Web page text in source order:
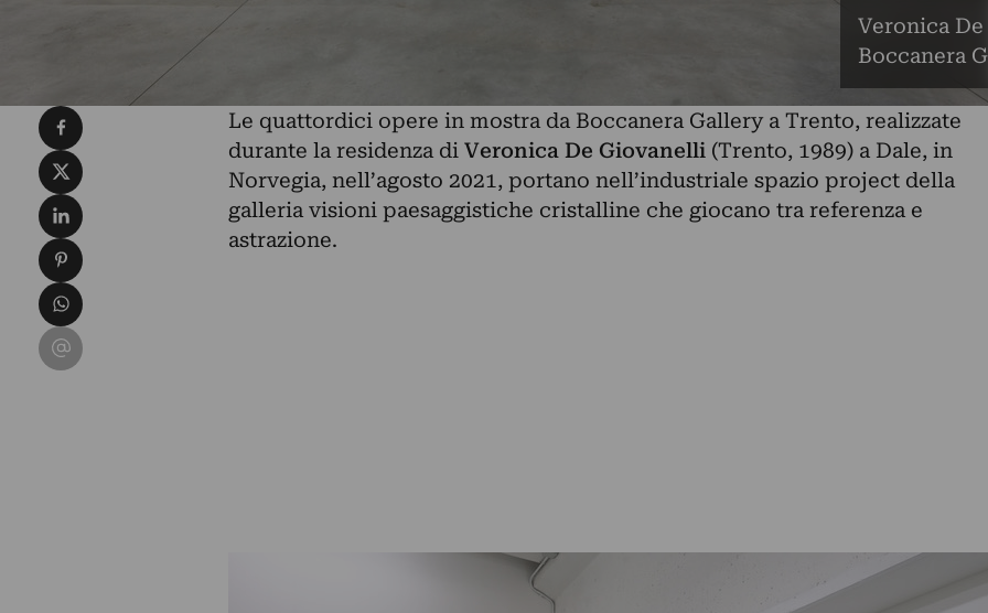
Veronica
Boccanera
Le quattordici opere in mostra da Boccanera Gallerya Trento, realizzate
durante la residenza di Veronica De Giovanelli(Trento, 1989) a Dale, in
Norvegia, nell’agosto 2021, portano nell’industriale spazio project della
galleria visioni paesaggistiche cristalline che giocano tra referenza e
astrazione.
Condividi su Facebook
Condividi su X
Condividi su LinkedIn
Condividi su Pinterest
Condividi su WhatsApp
Condividi su Email